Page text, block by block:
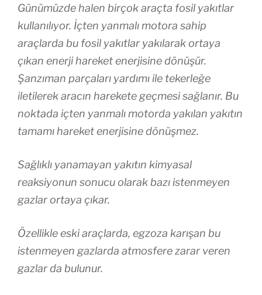
Günümüzde halen birçok araçta fosil yakıtlar
kullanılıyor. İçten yanmalı motora sahip
araçlarda bu fosil yakıtlar yakılarak ortaya
çıkan enerji hareket enerjisine dönüşür.
Şanzıman parçaları yardımı ile tekerleğe
iletilerek aracın harekete geçmesi sağlanır. Bu
noktada içten yanmalı motorda yakılan yakıtın
tamamı hareket enerjisine dönüşmez.
Sağlıklı yanamayan yakıtın kimyasal
reaksiyonun sonucu olarak bazı istenmeyen
gazlar ortaya çıkar.
Özellikle eski araçlarda, egzoza karışan bu
istenmeyen gazlarda atmosfere zarar veren
gazlar da bulunur.